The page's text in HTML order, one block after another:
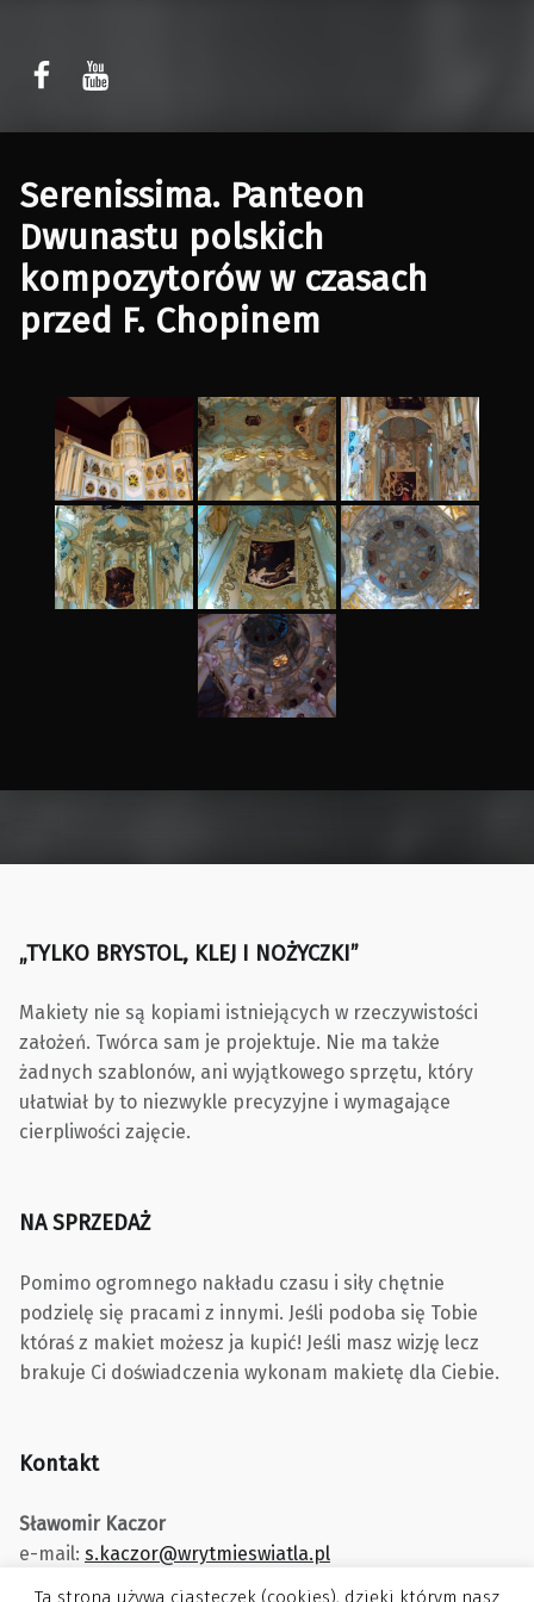
W Rytmie Światła – miasto wyobrażone
Serenissima. Panteon
Dwunastu polskich
kompozytorów w czasach
przed F. Chopinem
„TYLKO BRYSTOL, KLEJ I NOŻYCZKI”
Makiety nie są kopiami istniejących w rzeczywistości
założeń. Twórca sam je projektuje. Nie ma także
żadnych szablonów, ani wyjątkowego sprzętu, który
ułatwiał by to niezwykle precyzyjne i wymagające
cierpliwości zajęcie.
NA SPRZEDAŻ
Pomimo ogromnego nakładu czasu i siły chętnie
podzielę się pracami z innymi. Jeśli podoba się Tobie
któraś z makiet możesz ja kupić! Jeśli masz wizję lecz
brakuje Ci doświadczenia wykonam makietę dla Ciebie.
Kontakt
Sławomir Kaczor
e-mail: s.kaczor@wrytmieswiatla.pl
Ta strona używa ciasteczek (cookies), dzięki którym nasz